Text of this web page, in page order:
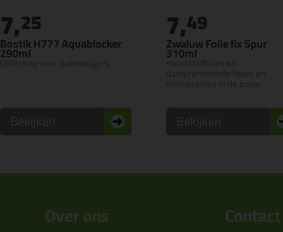
Bostik H777 Aquablocker
290ml
Oplossing voor daklekkage's
7,25
Zwaluw Folie fix Spur
310ml
Kunststoffolies en
7,49
Over ons Contact